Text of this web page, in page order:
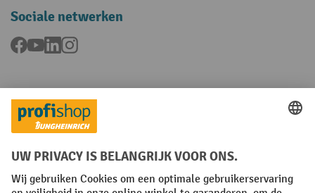
Sociale netwerken
Facebook
YouTubeLinkedInInstagram
Talen
FR NL
Algemene verkoopvoorwaarden Copyright